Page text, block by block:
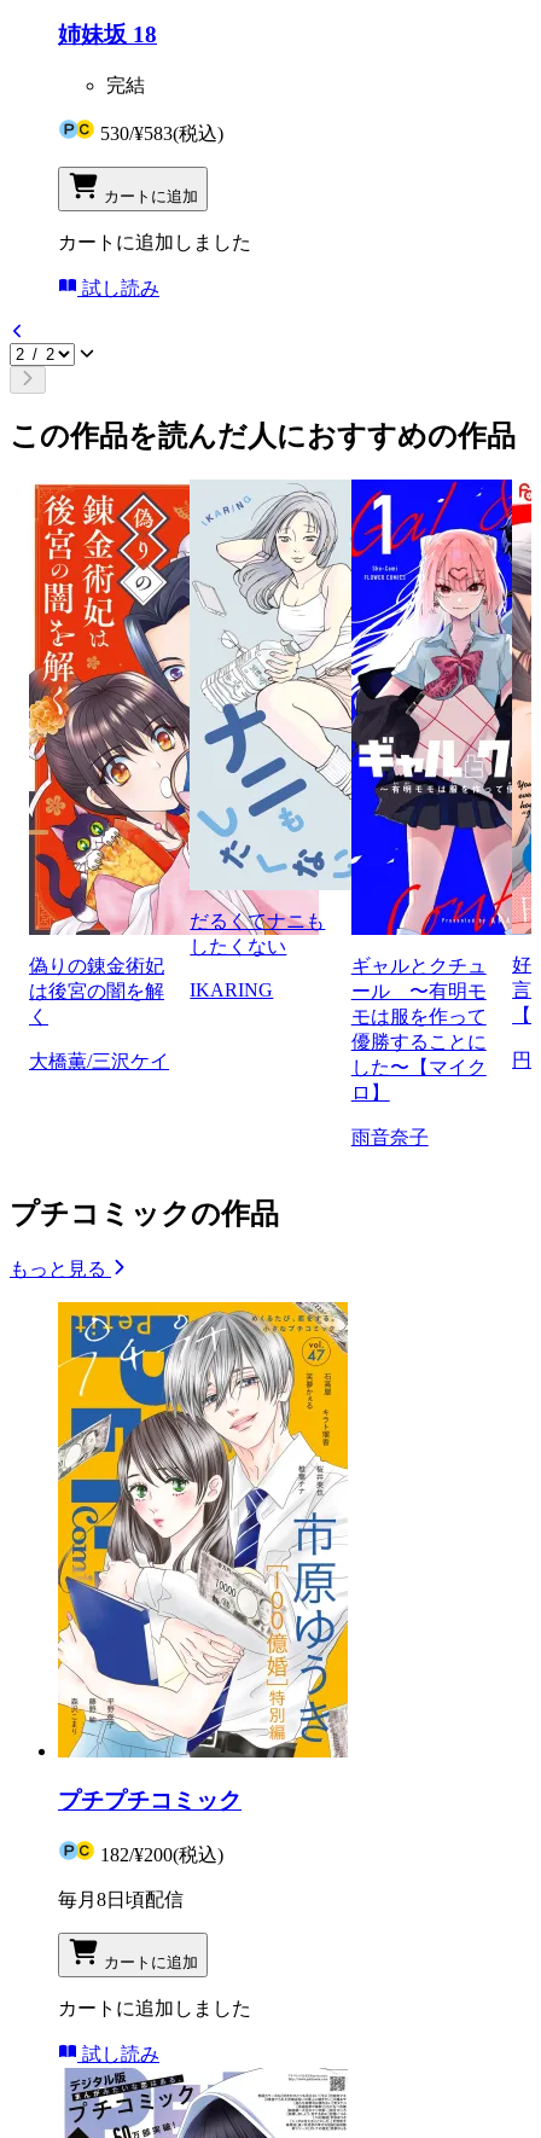
姉妹坂 18
完結
530/¥583(税込)
カートに追加
カートに追加しました
試し読み
この作品を読んだ人におすすめの作品
偽りの錬金術妃
は後宮の闇を解
く
大橋薫/三沢ケイ
だるくてナニも
したくない
IKARING
ギャルとクチュ
ール 〜有明モ
モは服を作って
優勝することに
した〜【マイク
ロ】
雨音奈子
好
言
円
プチコミックの作品
もっと見る
プチプチコミック
182/¥200(税込)
毎月8日頃配信
カートに追加
カートに追加しました
試し読み